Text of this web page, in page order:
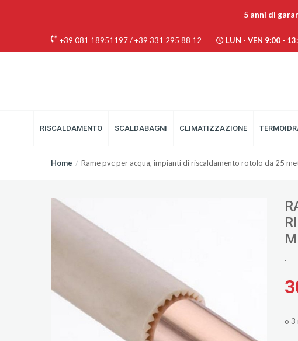
5 anni di
+39 081 18951197/+39 331 295 88 12 LUN - VEN 9:00 -
RISCALDAMENTO SCALDABAGNI CLIMATIZZAZIONE
Home Rame pvc per acqua, impianti di riscaldamento rotolo da 25
.